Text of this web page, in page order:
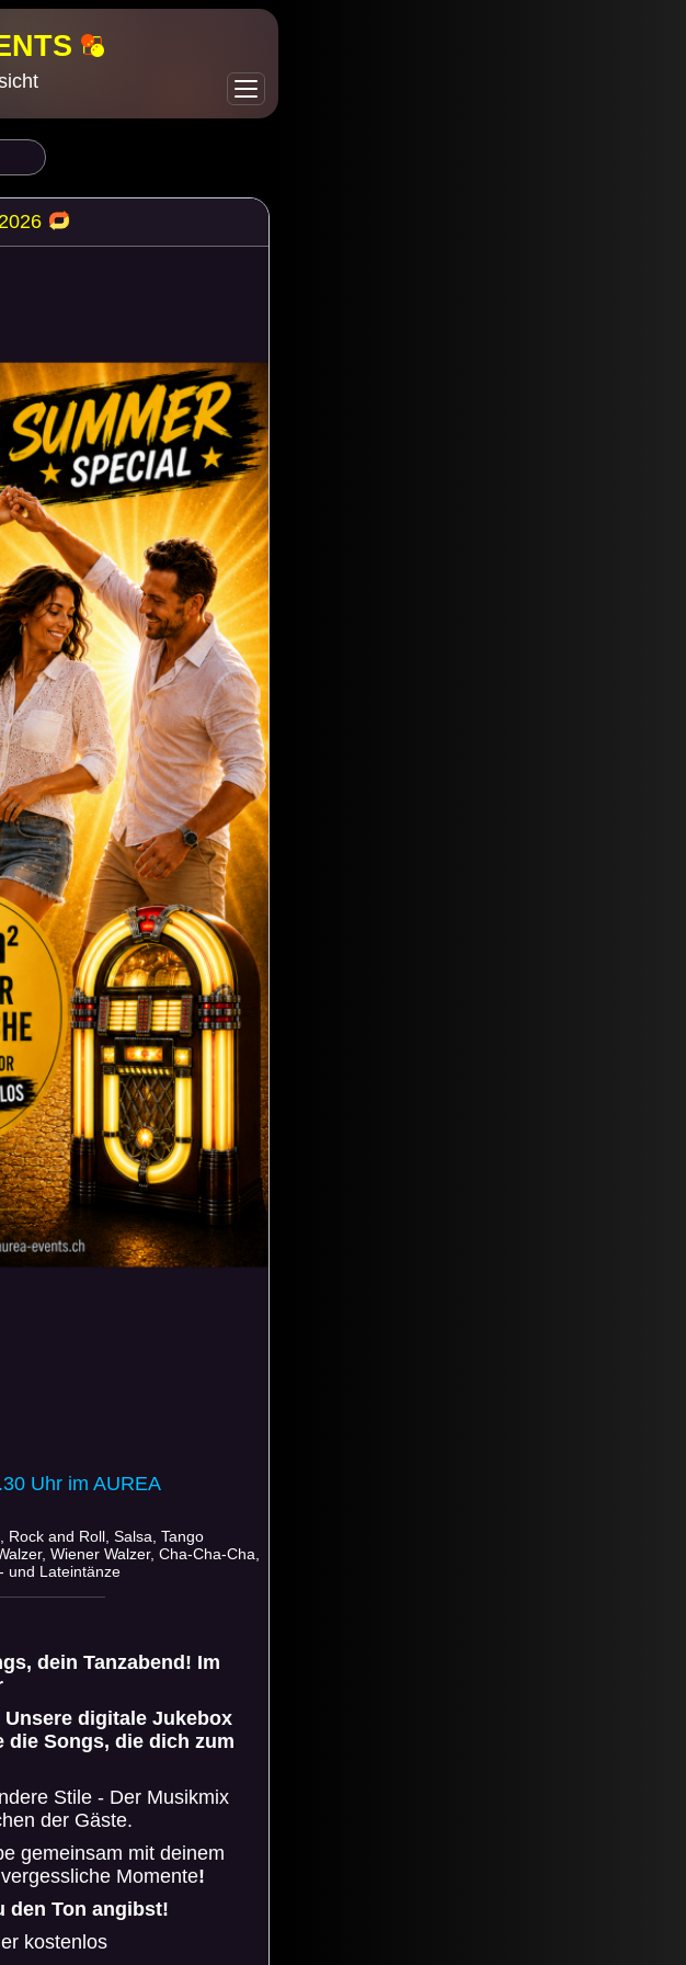
Uhr im AUREA
Rock and Roll, Salsa, Tango
Wiener Walzer, Cha-Cha-Cha,
und Lateintänze
dein Tanzabend! Im
digitale Jukebox
die Songs, die dich zum
Stile - Der Musikmix
der Gäste.
gemeinsam mit deinem
Momente!
den Ton angibst!
kostenlos